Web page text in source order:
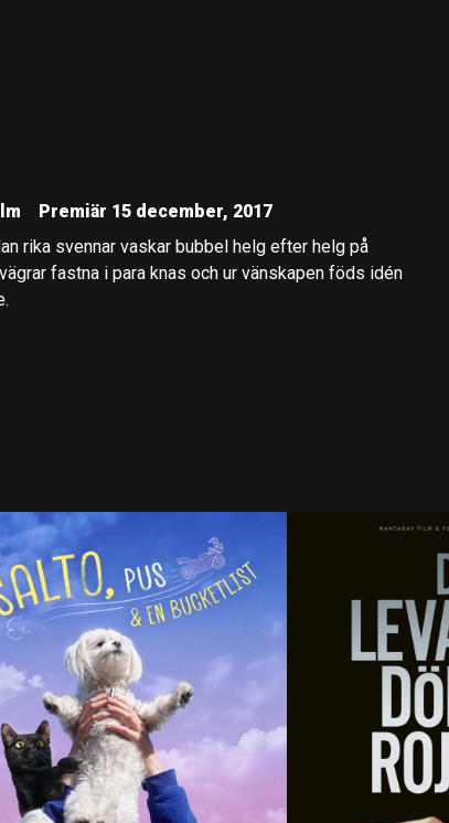
Premiär 15 december, 2017
rika svennar vaskar bubbel helg efter helg på
fastna i para knas och ur vänskapen föds idén